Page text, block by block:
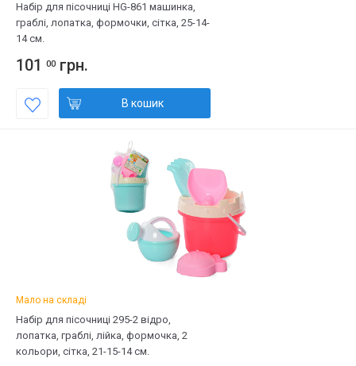
Набір для пісочниці HG-861 машинка,
граблі, лопатка, формочки, сітка, 25-14-
14 см.
101 00 грн.
В кошик
Мало на складі
Набір для пісочниці 295-2 відро,
лопатка, граблі, лійка, формочка, 2
кольори, сітка, 21-15-14 см.